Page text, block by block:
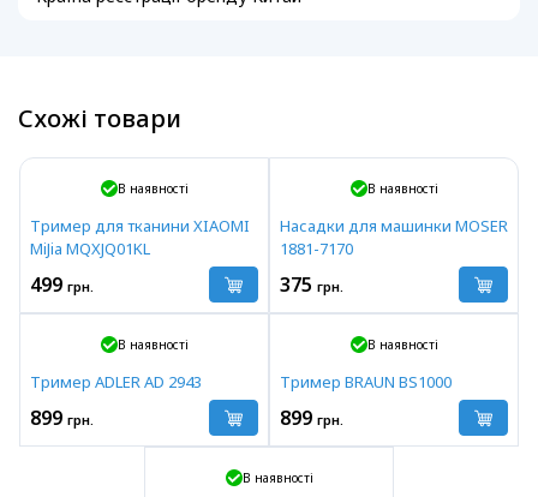
Схожі товари
В наявності
Тример для тканини XIAOMI
MiJia MQXJQ01KL
499 грн.
В наявності
Насадки для машинки MOSER
1881-7170
375 грн.
В наявності
Тример ADLER AD 2943
899 грн.
В наявності
Тример BRAUN BS1000
899 грн.
В наявності